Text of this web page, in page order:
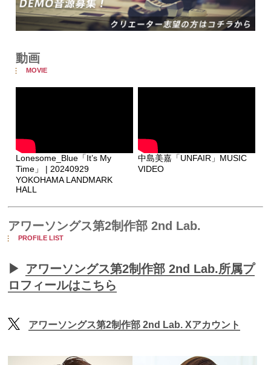
動画
MOVIE
Lonesome_Blue「It’s My
Time」 | 20240929
YOKOHAMA LANDMARK
HALL
中島美嘉「UNFAIR」MUSIC
VIDEO
アワーソングス第2制作部 2nd Lab.
PROFILE LIST
▶
アワーソングス第2制作部 2nd Lab.所属プ
ロフィールはこちら
アワーソングス第2制作部 2nd Lab. Xアカウント